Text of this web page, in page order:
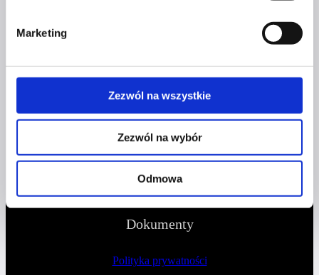
Marketing
Zezwól na wszystkie
Zezwól na wybór
Odmowa
Na Polance 16A lok.9
51-109 Wrocław
Dokumenty
Polityka prywatności